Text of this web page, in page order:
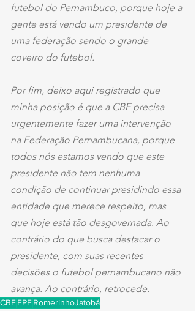
futebol do Pernambuco, porque hoje a
gente está vendo um presidente de
uma federação sendo o grande
coveiro do futebol.
Por fim, deixo aqui registrado que
minha posição é que a CBF precisa
urgentemente fazer uma intervenção
na Federação Pernambucana, porque
todos nós estamos vendo que este
presidente não tem nenhuma
condição de continuar presidindo essa
entidade que merece respeito, mas
que hoje está tão desgovernada. Ao
contrário do que busca destacar o
presidente, com suas recentes
decisões o futebol pernambucano não
avança. Ao contrário, retrocede.
CBFFPFRomerinhoJatobá